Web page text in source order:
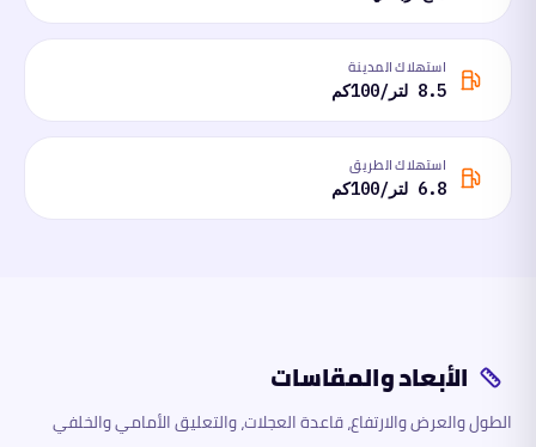
استهلاك المدينة
8.5 لتر/100كم
استهلاك الطريق
6.8 لتر/100كم
الأبعاد والمقاسات
الطول والعرض والارتفاع، قاعدة العجلات، والتعليق الأمامي والخلفي